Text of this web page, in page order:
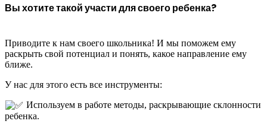
Вы хотите такой участи для своего ребенка?
Приводите к нам своего школьника! И мы поможем ему
раскрыть свой потенциал и понять, какое направление ему
ближе.
У нас для этого есть все инструменты:
Используем в работе методы, раскрывающие склонности
ребенка.